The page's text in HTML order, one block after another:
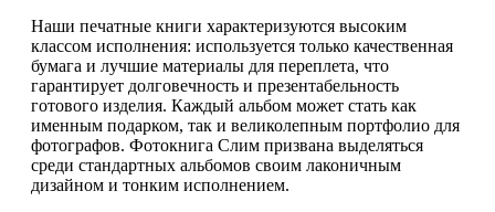
Наши печатные книги характеризуются высоким
классом исполнения: используется только качественная
бумага и лучшие материалы для переплета, что
гарантирует долговечность и презентабельность
готового изделия. Каждый альбом может стать как
именным подарком, так и великолепным портфолио для
фотографов. Фотокнига Слим призвана выделяться
среди стандартных альбомов своим лаконичным
дизайном и тонким исполнением.